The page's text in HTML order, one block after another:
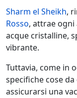
Sharm el Sheikh,
Rosso, attrae
acque cristalline,
vibrante.
Tuttavia, come in
specifiche cose
assicurarsi una